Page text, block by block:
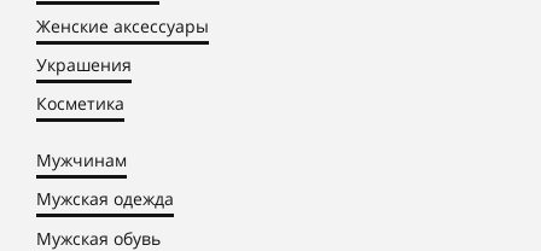
Женские аксессуары
Украшения
Косметика
Мужчинам
Мужская одежда
Мужская обувь